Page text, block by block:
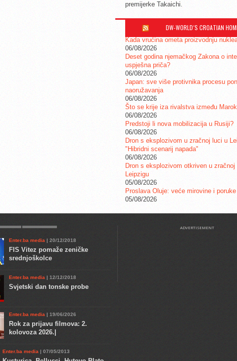
premijerke Takaichi.
DW-WORLD´S CROATIAN
Kada vrućina ometa proizvodnju
06/08/2026
Deset godina njemačkog Zakona o
uspješna priča?
06/08/2026
Japan: sve više protivnika procesu
naoružavanja
06/08/2026
Što se krije iza rivalstva između
06/08/2026
Predstoji li nova mobilizacija u Rusiji?
06/08/2026
Dron s eksplozivom u zračnoj luci u
"Hibridni scenarij napada"
06/08/2026
Dron s eksplozivom otkriven u zračnoj
Leipzigu
05/08/2026
Proslava Oluje: veće mirovine i
05/08/2026
Enter.ba media | 20/12/2018
FIS Vitez pomaže zeničke
srednjoškolce
Enter.ba media | 12/12/2018
Svjetski dan tonske probe
Enter.ba media | 19/06/2026
Rok za prijavu filmova: 2.
kolovoza 2026.|
Enter.ba media | 07/05/2013
ADVERTISEMENT